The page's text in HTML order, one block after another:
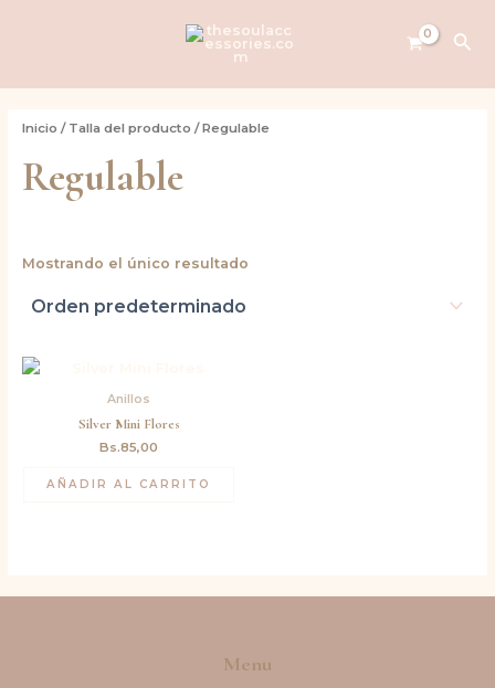
Inicio / Talla del producto / Regulable
Regulable
Mostrando el único resultado
Anillos
Silver Mini Flores
Bs.85,00
AÑADIR AL CARRITO
Menu